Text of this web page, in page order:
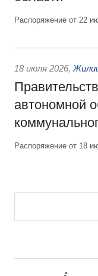
Распоряжение от 22
18 июля 2026,
автономной
Распоряжение от 18